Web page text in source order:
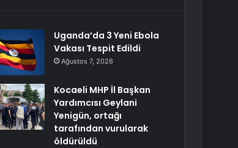
Uganda’da 3 Yeni Ebola
Vakası Tespit Edildi
Ağustos 7, 2026
Kocaeli MHP İl Başkan
Yardımcısı Geylani
Yenigün, ortağı
tarafından vurularak
öldürüldü